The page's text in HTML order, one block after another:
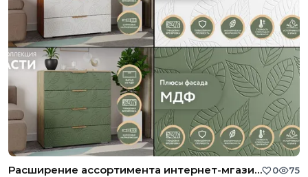
Расширение ассортимента интернет-мгазина 0 75